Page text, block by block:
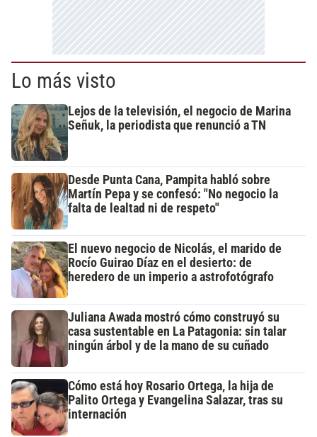
Lo más visto
Lejos de la televisión, el negocio de Marina
Señuk, la periodista que renunció a TN
Desde Punta Cana, Pampita habló sobre
Martín Pepa y se confesó: "No negocio la
falta de lealtad ni de respeto"
El nuevo negocio de Nicolás, el marido de
Rocío Guirao Díaz en el desierto: de
heredero de un imperio a astrofotógrafo
Juliana Awada mostró cómo construyó su
casa sustentable en La Patagonia: sin talar
ningún árbol y de la mano de su cuñado
Cómo está hoy Rosario Ortega, la hija de
Palito Ortega y Evangelina Salazar, tras su
internación